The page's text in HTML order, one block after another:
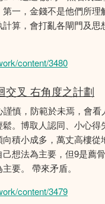
一，金錢不是他們所理
算，會打亂各閘門及思
content/3480
交叉 右角度之計劃
謹慎，防範於未焉，會
。博取人認同、小心得
積小成多，萬丈高樓從
想法為主要，但9是薦
要。 帶來矛盾。
content/3479